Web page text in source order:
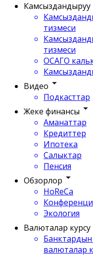
Камсыздандыруу
тизмеси
тизмеси
ОСАГО
Видео
Подкасттар
Жеке финансы
Аманаттар
Кредиттер
Ипотека
Салыктар
Пенсия
Обзорлор
HoReCa
Экология
Валюталар курсу
валюталар